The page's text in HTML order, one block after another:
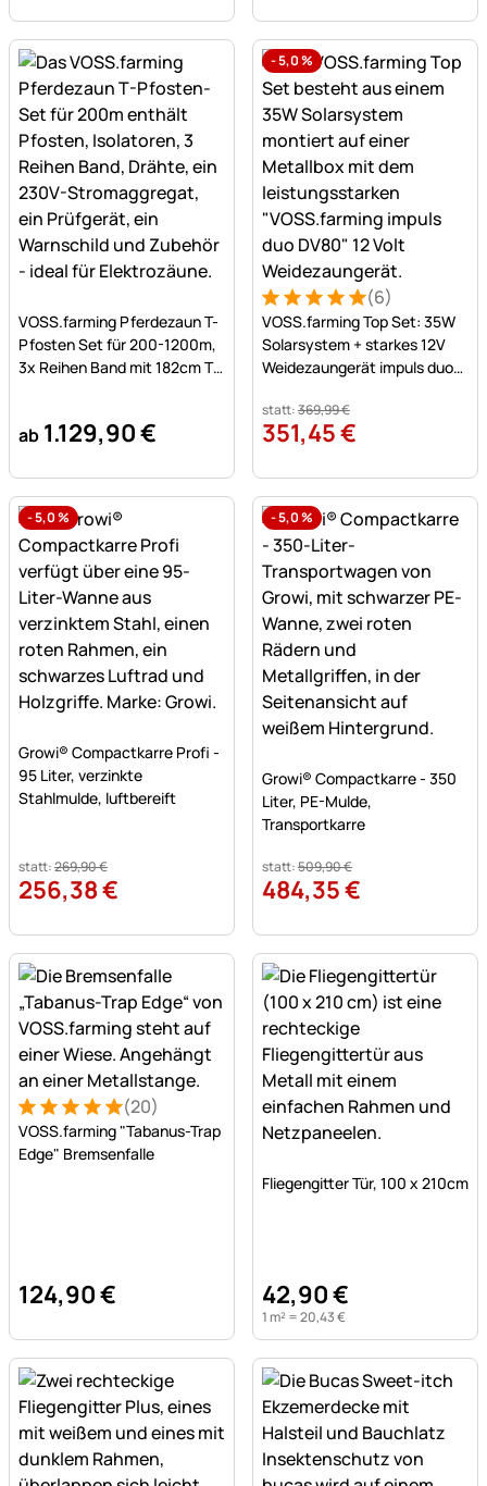
Noch keine Bewertungen abgegeben
VOSS.farming Pferdezaun T-
Pfosten Set für 200-1200m,
3x Reihen Band mit 182cm T-
ab 1.129,90€
-5,0%
Bewertung: 5 von 5 (6
6 Bewertungen
(6)
VOSS.farming Top Set: 35W
Solarsystem + starkes 12V
Weidezaungerät impuls duo
statt:369,99€
351,45€
-5,0%
Noch keine Bewertungen abgegeben
Growi® Compactkarre Profi -
95 Liter, verzinkte
Stahlmulde, luftbereift
statt:269,90€
256,38€
-5,0%
Growi® Compactkarre - 350
Liter, PE-Mulde,
Transportkarre
statt:509,90€
484,35€
Bewertung: 5 von 5 (20 Bewertungen)
20 Bewertungen
(20)
VOSS.farming "Tabanus-Trap
Edge" Bremsenfalle
124,90€
Fliegengitter Tür, 100 x 210cm
42,90€
1 m² =20,43€